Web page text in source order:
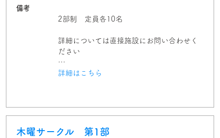
備考
2部制 定員各10名
詳細については直接施設にお問い合わせく
ださい
…
詳細はこちら
木曜サークル 第1部